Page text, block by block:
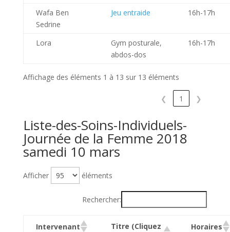
Wafa Ben
Sedrine
Jeu entraide 16h-17h
Lora
Gym posturale,
abdos-dos
16h-17h
Affichage des éléments 1 à 13 sur 13 éléments
❮ 1 ❯
Liste-des-Soins-Individuels-
Journée de la Femme 2018
samedi 10 mars
Afficher éléments
Rechercher:
Intervenant
Titre (Cliquez
Horaires